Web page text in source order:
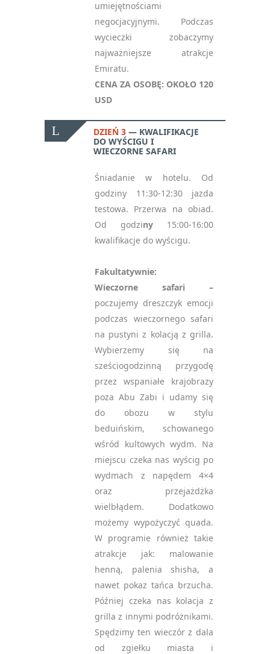
umiejętnościami
negocjacyjnymi. Podczas
wycieczki zobaczymy
najważniejsze atrakcje
Emiratu.
CENA ZA OSOBĘ: OKOŁO 120
USD
DZIEŃ 3
KWALIFIKACJE
DO WYŚCIGU I
WIECZORNE SAFARI
Śniadanie w hotelu. Od
godziny 11:30-12:30 jazda
testowa. Przerwa na obiad.
Od godziny 15:00-16:00
kwalifikacje do wyścigu.
Fakultatywnie:
Wieczorne safari –
poczujemy dreszczyk emocji
podczas wieczornego safari
na pustyni z kolacją z grilla.
Wybierzemy się na
sześciogodzinną przygodę
przez wspaniałe krajobrazy
poza Abu Zabi i udamy się
do obozu w stylu
beduińskim, schowanego
wśród kultowych wydm. Na
miejscu czeka nas wyścig po
wydmach z napędem 4×4
oraz przejażdżka
wielbłądem. Dodatkowo
możemy wypożyczyć quada.
W programie również takie
atrakcje jak: malowanie
henną, palenia shisha, a
nawet pokaz tańca brzucha.
Później czeka nas kolacja z
grilla z innymi podróżnikami.
Spędzimy ten wieczór z dala
od zgiełku miasta i